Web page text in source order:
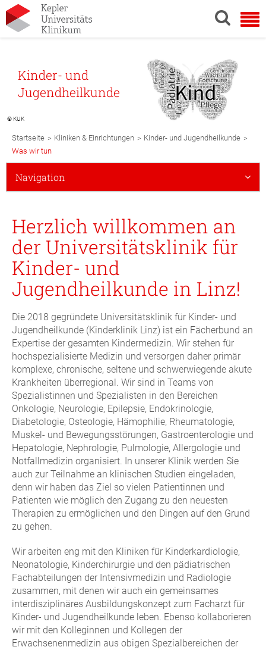
Kinder- und
Jugendheilkunde
© KUK
Breadcrumb
Navigation
Startseite > Kliniken & Einrichtungen > Kinder- und Jugendheilkunde >
Was wir tun
Subnavigation
Mobile
Navigation
Herzlich willkommen an
der Universitätsklinik für
Kinder- und
Jugendheilkunde in Linz!
Die 2018 gegründete Universitätsklinik für Kinder- und
Jugendheilkunde (Kinderklinik Linz) ist ein Fächerbund an
Expertise der gesamten Kindermedizin. Wir stehen für
hochspezialisierte Medizin und versorgen daher primär
komplexe, chronische, seltene und schwerwiegende akute
Krankheiten überregional. Wir sind in Teams von
Spezialistinnen und Spezialisten in den Bereichen
Onkologie, Neurologie, Epilepsie, Endokrinologie,
Diabetologie, Osteologie, Hämophilie, Rheumatologie,
Muskel- und Bewegungsstörungen, Gastroenterologie und
Hepatologie, Nephrologie, Pulmologie, Allergologie und
Notfallmedizin organisiert. In unserer Klinik werden Sie
auch zur Teilnahme an klinischen Studien eingeladen,
denn wir haben das Ziel so vielen Patientinnen und
Patienten wie möglich den Zugang zu den neuesten
Therapien zu ermöglichen und den Dingen auf den Grund
zu gehen.
Wir arbeiten eng mit den Kliniken für Kinderkardiologie,
Neonatologie, Kinderchirurgie und den pädiatrischen
Fachabteilungen der Intensivmedizin und Radiologie
zusammen, mit denen wir auch ein gemeinsames
interdisziplinäres Ausbildungskonzept zum Facharzt für
Kinder- und Jugendheilkunde leben. Ebenso kollaborieren
wir mit den Kolleginnen und Kollegen der
Erwachsenenmedizin aus obigen Spezialbereichen der